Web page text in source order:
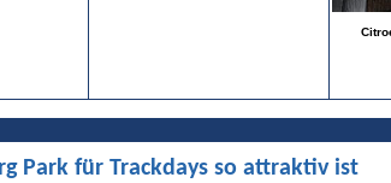
Park für Trackdays so attraktiv ist